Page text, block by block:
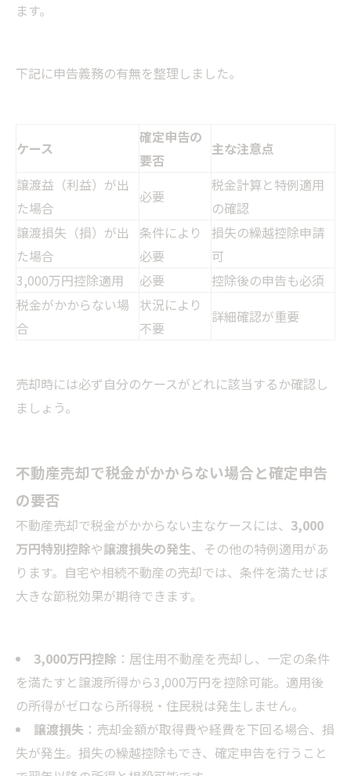
ます。
下記に申告義務の有無を整理しました。
ケース
確定申告の
要否
主な注意点
譲渡益（利益）が出
た場合
必要
税金計算と特例適用
の確認
譲渡損失（損）が出
た場合
条件により
必要
損失の繰越控除申請
可
3,000万円控除適用
必要
控除後の申告も必須
税金がかからない場
合
状況により
不要
詳細確認が重要
売却時には必ず自分のケースがどれに該当するか確認し
ましょう。
不動産売却で税金がかからない場合と確定申告
の要否
不動産売却で税金がかからない主なケースには、 3,000
万円特別控除や譲渡損失の発生、その他の特例適用があ
ります。自宅や相続不動産の売却では、条件を満たせば
大きな節税効果が期待できます。
3,000万円控除 ：居住用不動産を売却し、一定の条件
を満たすと譲渡所得から3,000万円を控除可能。適用後
の所得がゼロなら所得税・住民税は発生しません。
譲渡損失 ：売却金額が取得費や経費を下回る場合、損
失が発生。損失の繰越控除もでき、確定申告を行うこと